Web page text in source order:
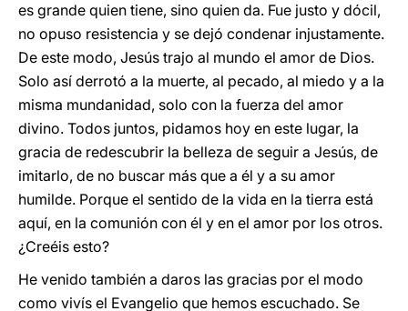
es grande quien tiene, sino quien da. Fue justo y dócil,
no opuso resistencia y se dejó condenar injustamente.
De este modo, Jesús trajo al mundo el amor de Dios.
Solo así derrotó a la muerte, al pecado, al miedo y a la
misma mundanidad, solo con la fuerza del amor
divino. Todos juntos, pidamos hoy en este lugar, la
gracia de redescubrir la belleza de seguir a Jesús, de
imitarlo, de no buscar más que a él y a su amor
humilde. Porque el sentido de la vida en la tierra está
aquí, en la comunión con él y en el amor por los otros.
¿Creéis esto?
He venido también a daros las gracias por el modo
como vivís el Evangelio que hemos escuchado. Se